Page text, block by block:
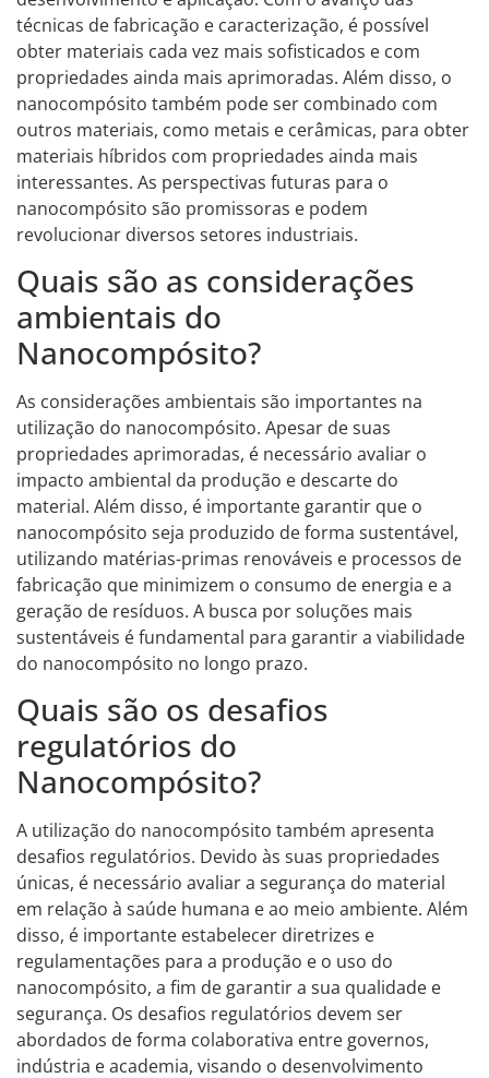
técnicas de fabricação e caracterização, é possível
obter materiais cada vez mais sofisticados e com
propriedades ainda mais aprimoradas. Além disso, o
nanocompósito também pode ser combinado com
outros materiais, como metais e cerâmicas, para obter
materiais híbridos com propriedades ainda mais
interessantes. As perspectivas futuras para o
nanocompósito são promissoras e podem
revolucionar diversos setores industriais.
Quais são as considerações
ambientais do
Nanocompósito?
As considerações ambientais são importantes na
utilização do nanocompósito. Apesar de suas
propriedades aprimoradas, é necessário avaliar o
impacto ambiental da produção e descarte do
material. Além disso, é importante garantir que o
nanocompósito seja produzido de forma sustentável,
utilizando matérias-primas renováveis e processos de
fabricação que minimizem o consumo de energia e a
geração de resíduos. A busca por soluções mais
sustentáveis é fundamental para garantir a viabilidade
do nanocompósito no longo prazo.
Quais são os desafios
regulatórios do
Nanocompósito?
A utilização do nanocompósito também apresenta
desafios regulatórios. Devido às suas propriedades
únicas, é necessário avaliar a segurança do material
em relação à saúde humana e ao meio ambiente. Além
disso, é importante estabelecer diretrizes e
regulamentações para a produção e o uso do
nanocompósito, a fim de garantir a sua qualidade e
segurança. Os desafios regulatórios devem ser
abordados de forma colaborativa entre governos,
indústria e academia, visando o desenvolvimento